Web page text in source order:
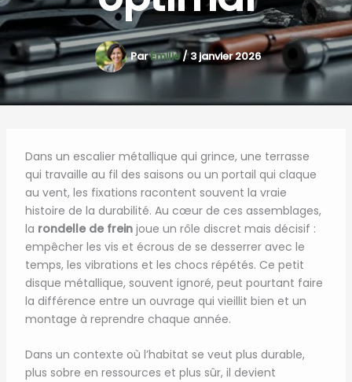
ParÉmilie/3 janvier 2026
Dans un escalier métallique qui grince, une terrasse
qui travaille au fil des saisons ou un portail qui claque
au vent, les fixations racontent souvent la vraie
histoire de la durabilité. Au cœur de ces assemblages,
la rondelle de freinjoue un rôle discret mais décisif :
empêcher les vis et écrous de se desserrer avec le
temps, les vibrations et les chocs répétés. Ce petit
disque métallique, souvent ignoré, peut pourtant faire
la différence entre un ouvrage qui vieillit bien et un
montage à reprendre chaque année.
Dans un contexte où l’habitat se veut plus durable,
plus sobre en ressources et plus sûr, il devient